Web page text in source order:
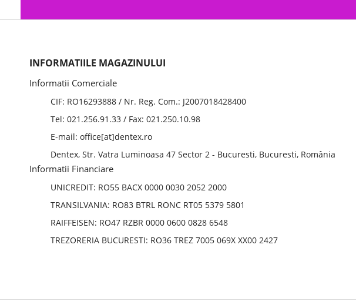
INFORMATIILE MAGAZINULUI
Informatii Comerciale
CIF: RO16293888 / Nr. Reg. Com.: J2007018428400
Tel: 021.256.91.33 / Fax: 021.250.10.98
E-mail: office[at]dentex.ro
Dentex, Str. Vatra Luminoasa 47 Sector 2 - Bucuresti, Bucuresti, România
Informatii Financiare
UNICREDIT: RO55 BACX 0000 0030 2052 2000
TRANSILVANIA: RO83 BTRL RONC RT05 5379 5801
RAIFFEISEN: RO47 RZBR 0000 0600 0828 6548
TREZORERIA BUCURESTI: RO36 TREZ 7005 069X XX00 2427